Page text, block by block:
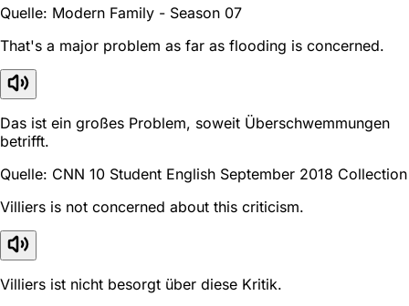
Quelle: Modern Family - Season 07
That's a major problem as far as flooding is concerned.
Das ist ein großes Problem, soweit Überschwemmungen
betrifft.
Quelle: CNN 10 Student English September 2018 Collection
Villiers is not concerned about this criticism.
Villiers ist nicht besorgt über diese Kritik.